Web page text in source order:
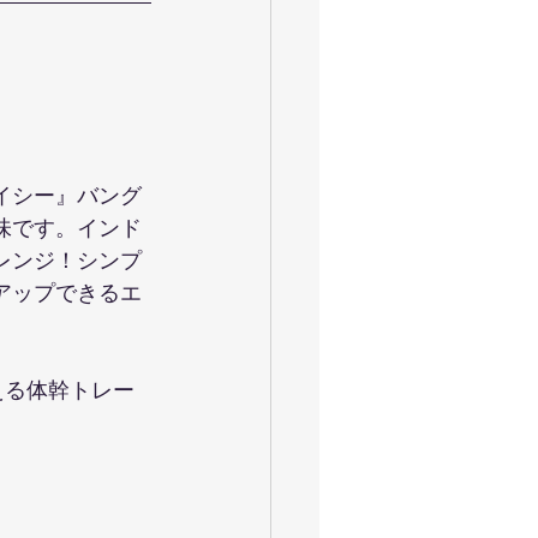
シー』バング
です。インド
ンジ！シンプ
ップできるエ
体幹トレー